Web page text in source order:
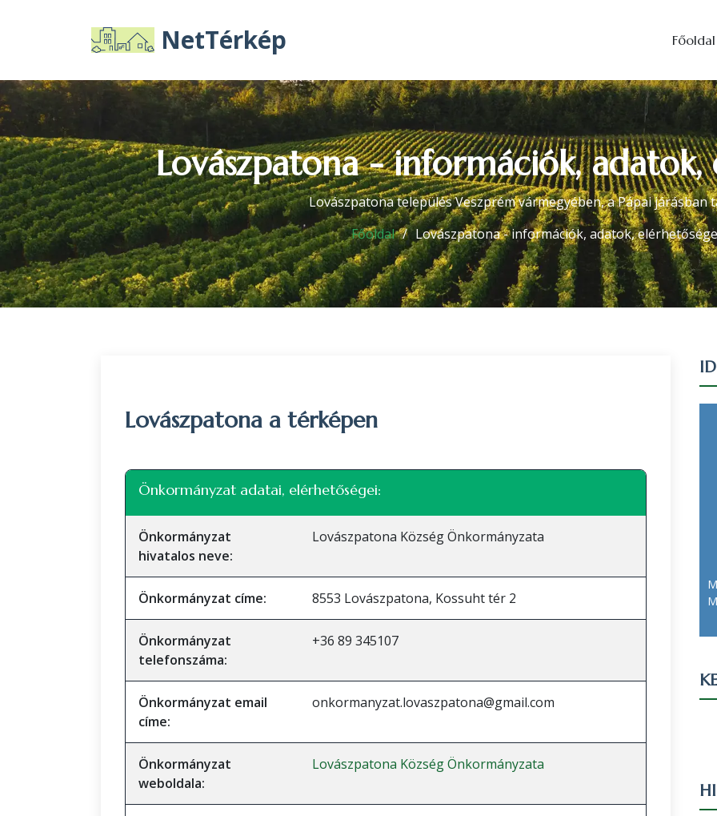
NetTérkép Főoldal
Lovászpatona - információk, adatok,
Lovászpatona település Veszprém vármegyében, a Pápai járásban
Főoldal
Lovászpatona - információk, adatok,
Lovászpatona a térképen
+
Önkormányzat adatai, elérhetőségei:
Önkormányzat
hivatalos neve:
Lovászpatona Község Önkormányzata
Önkormányzat címe: 8553 Lovászpatona, Kossuht tér 2
Önkormányzat
telefonszáma:
+36 89 345107
Önkormányzat email
címe:
onkormanyzat.lovaszpatona@gmail.com
Önkormányzat
weboldala:
Lovászpatona Község Önkormányzata